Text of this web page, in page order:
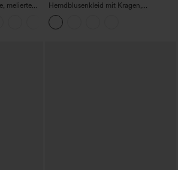
melierte
mit
Hemdblusenkleid mit Kragen,
Kappenärmeln, Taillengürtel,
geschwungenem Schlitzsaum, Midi-
Länge und Taschen